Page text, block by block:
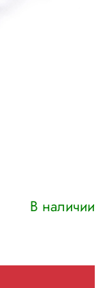
В наличии